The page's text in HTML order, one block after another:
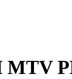
MTV